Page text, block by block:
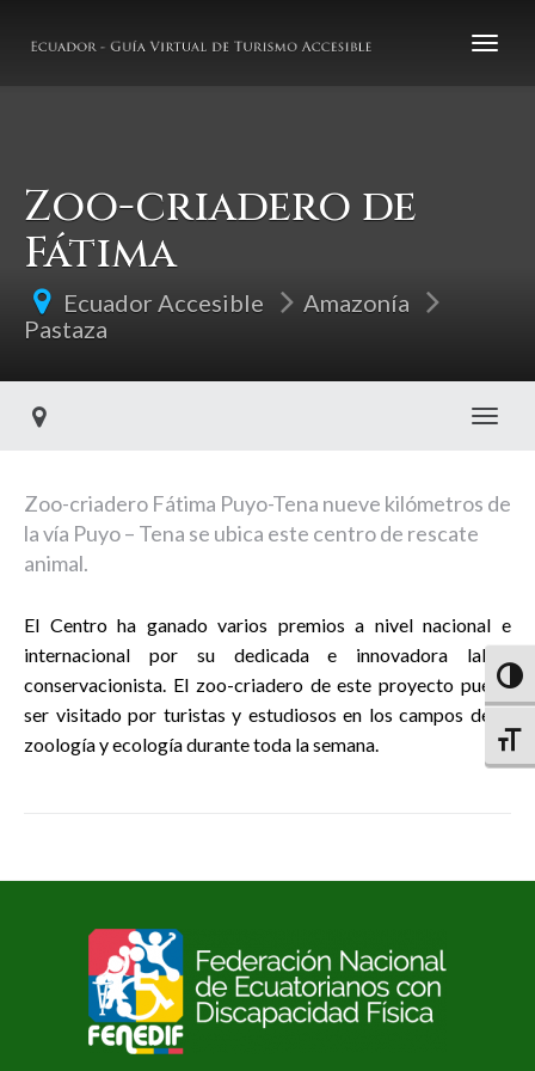
Zoo-criadero de
Fátima
Ecuador Accesible
Amazonía
Pastaza
Zoo-criadero Fátima Puyo-Tena nueve kilómetros de
la vía Puyo – Tena se ubica este centro de rescate
animal.
El Centro ha ganado varios premios a nivel nacional e
internacional por su dedicada e innovadora labor
conservacionista. El zoo-criadero de este proyecto puede
ser visitado por turistas y estudiosos en los campos de la
zoología y ecología durante toda la semana.